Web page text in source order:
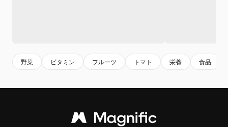
野菜 ビタミン フルーツ トマト 栄養 食品